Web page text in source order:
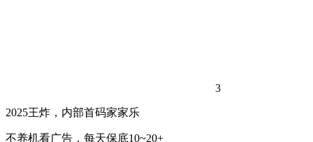
3
2025王炸，内部首码家家乐
不养机看广告，每天保底10~20+